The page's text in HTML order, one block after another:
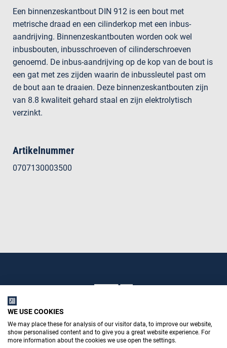
Een binnenzeskantbout DIN 912 is een bout met
metrische draad en een cilinderkop met een inbus-
aandrijving. Binnenzeskantbouten worden ook wel
inbusbouten, inbusschroeven of cilinderschroeven
genoemd. De inbus-aandrijving op de kop van de bout is
een gat met zes zijden waarin de inbussleutel past om
de bout aan te draaien. Deze binnenzeskantbouten zijn
van 8.8 kwaliteit gehard staal en zijn elektrolytisch
verzinkt.
Artikelnummer
0707130003500
WE USE COOKIES
We may place these for analysis of our visitor data, to improve our website,
show personalised content and to give you a great website experience. For
more information about the cookies we use open the settings.